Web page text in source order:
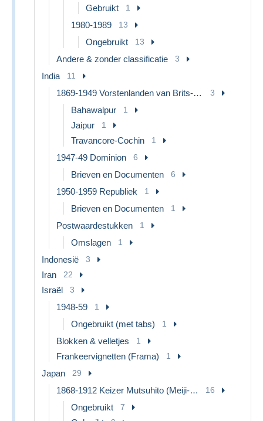
Gebruikt 1
1980-1989 13
Ongebruikt 13
Andere & zonder classificatie 3
India 11
1869-1949 Vorstenlanden van Brits-Indïe 3
Bahawalpur 1
Jaipur 1
Travancore-Cochin 1
1947-49 Dominion 6
Brieven en Documenten 6
1950-1959 Republiek 1
Brieven en Documenten 1
Postwaardestukken 1
Omslagen 1
Indonesië 3
Iran 22
Israël 3
1948-59 1
Ongebruikt (met tabs) 1
Blokken & velletjes 1
Frankeervignetten (Frama) 1
Japan 29
1868-1912 Keizer Mutsuhito (Meiji-tijdperk) 16
Ongebruikt 7